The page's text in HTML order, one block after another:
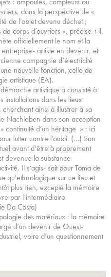
dans la perspective de «
de l’objet devenu déchet ;
corps d’ouvriers », précise-t-il.
officiellement le nom et la
artiste en devenir, et
compagnie d’électricité
nouvelle fonction, celle de
artistique (EA).
artistique a consisté à
installations dans les lieux
ainsi à illustrer à sa
Nachleben dans son acception
d’un héritage » ; ici
lutter contre l’oubli. (…) Son
avant d’être à proprement
devenue la substance
Il s’agis- sait pour Toma de
qu’ethnologique sur ce lieu et
plus rien, excepté la mémoire
par l’intermédiaire
Da Costa)
des matériaux : la mémoire
d’un devenir de Ouest-
voire d’un questionnement